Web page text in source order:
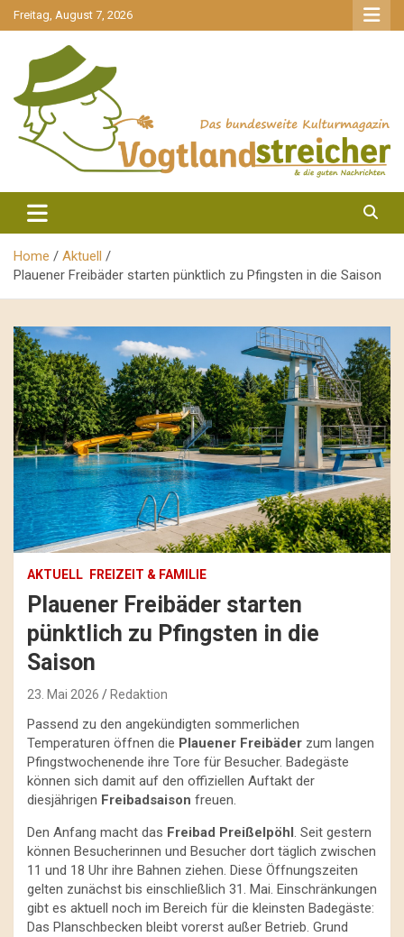
gehe
zum
Freitag, August 7, 2026
Vogtlandstreicher
Home
Aktuell
Plauener Freibäder starten pünktlich zu Pfingsten in die Saison
AKTUELL FREIZEIT & FAMILIE
Plauener Freibäder starten
pünktlich zu Pfingsten in die
Saison
23. Mai 2026 Redaktion
Passend zu den angekündigten sommerlichen
Temperaturen öffnen die Plauener Freibäder zum langen
Pfingstwochenende ihre Tore für Besucher. Badegäste
können sich damit auf den offiziellen Auftakt der
diesjährigen Freibadsaison freuen.
Den Anfang macht das Freibad Preißelpöhl. Seit gestern
können Besucherinnen und Besucher dort täglich zwischen
11 und 18 Uhr ihre Bahnen ziehen. Diese Öffnungszeiten
gelten zunächst bis einschließlich 31. Mai. Einschränkungen
gibt es aktuell noch im Bereich für die kleinsten Badegäste:
Das Planschbecken bleibt vorerst außer Betrieb. Grund